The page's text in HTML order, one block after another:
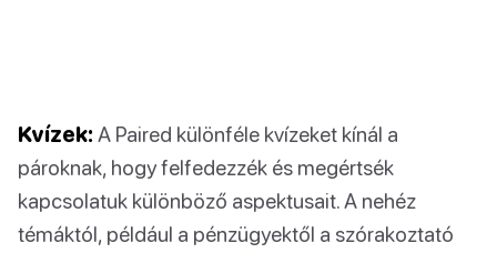
Kvízek: A Paired különféle kvízeket kínál a
pároknak, hogy felfedezzék és megértsék
kapcsolatuk különböző aspektusait. A nehéz
témáktól, például a pénzügyektől a szórakoztató